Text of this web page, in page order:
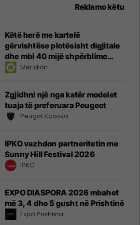
Reklamo këtu
Këtë herë me kartelë
gërvishtëse plotësisht digjitale
dhe mbi 40 mijë shpërblime
instant!Meridian
Zgjidhni një nga katër modelet
tuaja të preferuara Peugeot
Peugot Kosova
IPKO vazhdon partneritetin me
Sunny Hill Festival 2026
IPKO
EXPO DIASPORA 2026 mbahet
më 3, 4 dhe 5 gusht në Prishtinë
Expo Prishtina